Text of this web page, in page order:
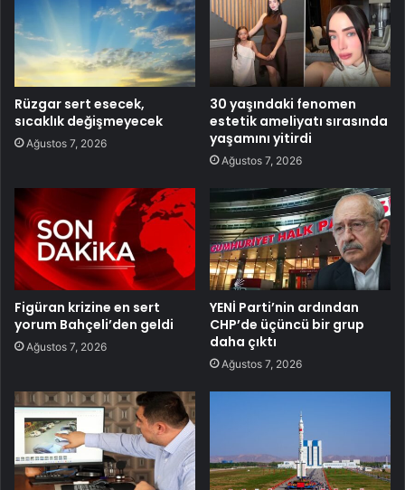
Rüzgar sert esecek,
sıcaklık değişmeyecek
Ağustos 7, 2026
30 yaşındaki fenomen
estetik ameliyatı sırasında
yaşamını yitirdi
Ağustos 7, 2026
Figüran krizine en sert
yorum Bahçeli’den geldi
Ağustos 7, 2026
YENİ Parti’nin ardından
CHP’de üçüncü bir grup
daha çıktı
Ağustos 7, 2026